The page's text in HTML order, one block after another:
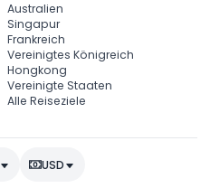
Australien
Singapur
Frankreich
Vereinigtes Königreich
Hongkong
Vereinigte Staaten
Alle Reiseziele
USD